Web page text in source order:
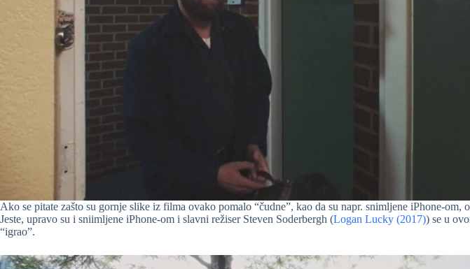
Ako se pitate zašto su gornje slike iz filma ovako pomalo “čudne”, kao da su napr. snimljene iPhone-om,
Jeste, upravo su i sniimljene iPhone-om i slavni režiser Steven Soderbergh (Logan Lucky (2017)) se u
“igrao”.